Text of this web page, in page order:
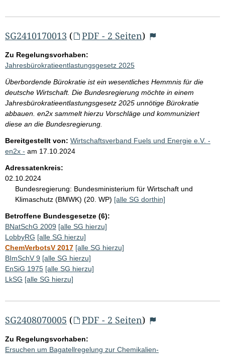
SG2410170013 ( PDF - 2 Seiten)
Zu Regelungsvorhaben:
Jahresbürokratieentlastungsgesetz 2025
Überbordende Bürokratie ist ein wesentliches Hemmnis für die
deutsche Wirtschaft. Die Bundesregierung möchte in einem
Jahresbürokratieentlastungsgesetz 2025 unnötige Bürokratie
abbauen. en2x sammelt hierzu Vorschläge und kommuniziert
diese an die Bundesregierung.
Bereitgestellt von: Wirtschaftsverband Fuels und Energie e.V. -
en2x - am 17.10.2024
Adressatenkreis:
02.10.2024
Bundesregierung: Bundesministerium für Wirtschaft und
Klimaschutz (BMWK) (20. WP) [alle SG dorthin]
Betroffene Bundesgesetze (6):
BNatSchG 2009 [alle SG hierzu]
LobbyRG [alle SG hierzu]
ChemVerbotsV 2017 [alle SG hierzu]
BImSchV 9 [alle SG hierzu]
EnSiG 1975 [alle SG hierzu]
LkSG [alle SG hierzu]
SG2408070005 ( PDF - 2 Seiten)
Zu Regelungsvorhaben:
Ersuchen um Bagatellregelung zur Chemikalien-